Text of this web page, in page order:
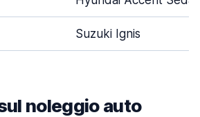
Suzuki Ignis
noleggio auto